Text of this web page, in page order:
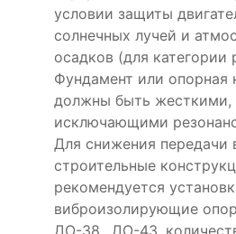
условии защиты
солнечных лучей и
осадков (для категории
Фундамент или опорная
должны быть жесткими,
исключающими
Для снижения передачи
строительные
рекомендуется
виброизолирующие
ДО-38…ДО-43,